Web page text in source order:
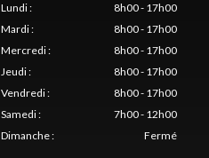
Lundi:
8h00 - 17h00
Mardi:
8h00 - 17h00
Mercredi:
8h00 - 17h00
Jeudi:
8h00 - 17h00
Vendredi:
8h00 - 17h00
Samedi:
7h00 - 12h00
Dimanche: Fermé